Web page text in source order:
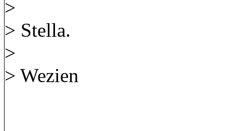
>
> Stella.
>
> Wezien